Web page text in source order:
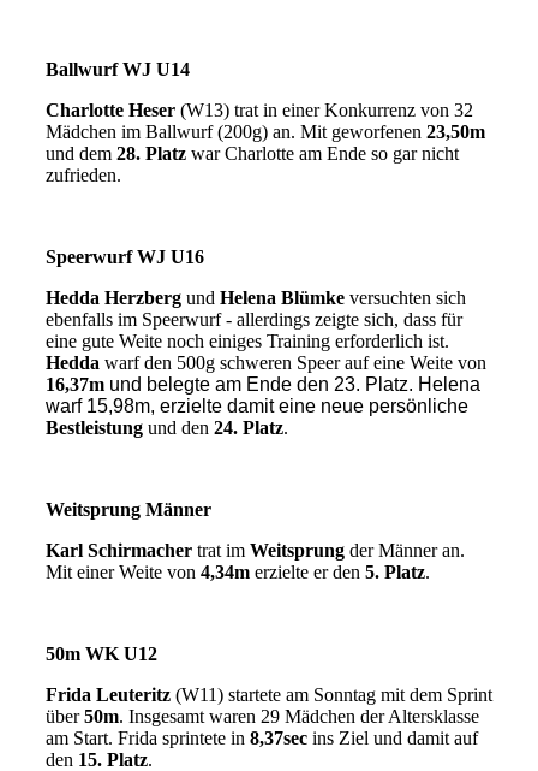
Ballwurf WJ U14
Charlotte Heser (W13) trat in einer Konkurrenz von 32
Mädchen im Ballwurf (200g) an. Mit geworfenen 23,50m
und dem 28. Platz war Charlotte am Ende so gar nicht
zufrieden.
Speerwurf WJ U16
Hedda Herzbergund Helena Blümkeversuchten sich
ebenfalls im Speerwurf - allerdings zeigte sich, dass für
eine gute Weite noch einiges Training erforderlich ist.
Hedda warf den 500g schweren Speer auf eine Weite von
16,37mund belegte am Ende den 23. Platz. Helena
warf 15,98m, erzielte damit eine neue persönliche
Bestleistungund den 24. Platz.
Weitsprung Männer
Karl Schirmachertrat im Weitsprungder Männer an.
Mit einer Weite von 4,34merzielte er den 5. Platz.
50m WK U12
Frida Leuteritz(W11) startete am Sonntag mit dem Sprint
über50m. Insgesamt waren 29 Mädchen der Altersklasse
am Start. Frida sprintete in 8,37secins Ziel und damit auf
den 15. Platz.